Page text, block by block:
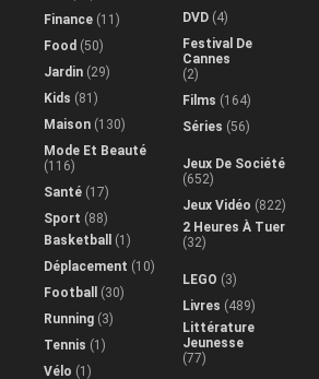
Finance (11)
Food (50)
Jardin (29)
Kids (81)
Maison (130)
Mode Et Beauté
(116)
Santé (17)
Sport (88)
Basketball
(1)
Déplacement (10)
Football
(30)
Running (3)
Tennis (1)
Vélo (1)
DVD(4)
Festival De
Cannes
(2)
Films (164)
Séries (56)
Jeux De Société
(652)
Jeux Vidéo (822)
2 Heures À Tuer
(32)
LEGO (3)
Livres (489)
Littérature
Jeunesse
(77)